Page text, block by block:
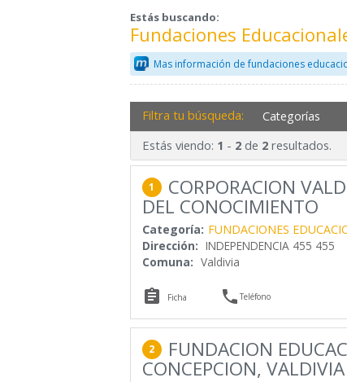
Estás buscando:
Fundaciones
Mas información de fundaciones
Filtra tu búsqueda: Categorías
Estás viendo: 1 - 2de 2resultados.
1 CORPORACION
DEL CONOCIMIENTO
Categoría: FUNDACIONES
Dirección: INDEPENDENCIA 455 455
Comuna: Valdivia
 Ficha Teléfono
2 FUNDACION
CONCEPCION, VALDIVIA